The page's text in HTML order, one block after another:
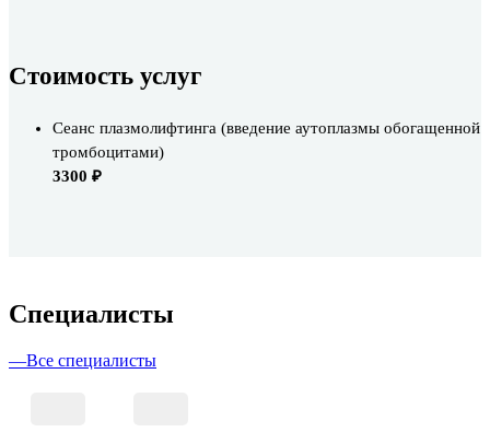
Стоимость услуг
Сеанс плазмолифтинга (введение аутоплазмы обогащенной
тромбоцитами)
3300 ₽
Cпециалисты
—Все специалисты